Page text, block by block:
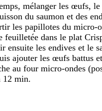
mélanger les œufs,
du saumon et des
les papillotes du micro-
feuilletée dans le plat
ensuite les endives et le
ajouter les œufs battus
au four micro-ondes
12 min.